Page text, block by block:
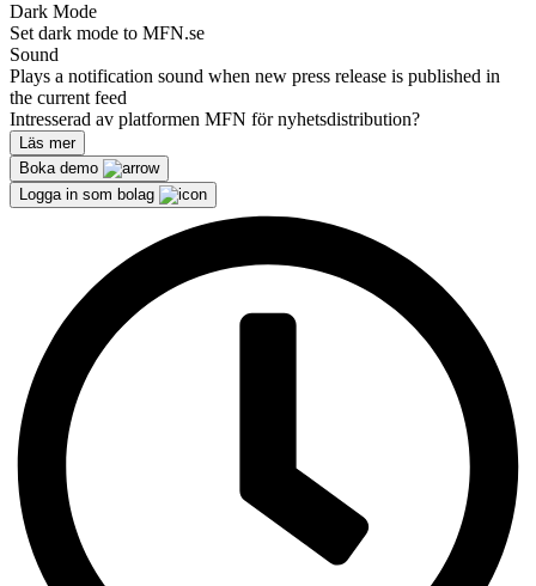
Dark Mode
Set dark mode to MFN.se
Sound
Plays a notification sound when new press release is published in
the current feed
Intresserad av platformen MFN för nyhetsdistribution?
Läs mer
Boka demo
Logga in som bolag